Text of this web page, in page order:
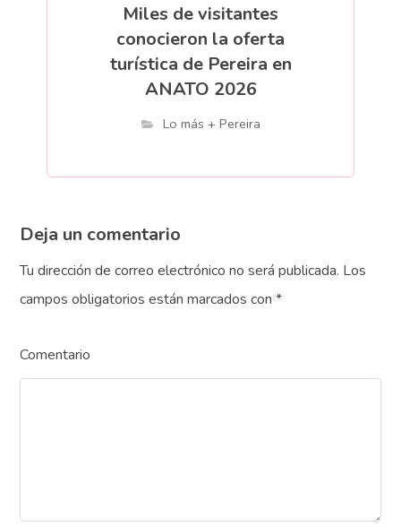
Miles de visitantes
conocieron la oferta
turística de Pereira en
ANATO 2026
Lo más + Pereira
Deja un comentario
Tu dirección de correo electrónico no será publicada. Los
campos obligatorios están marcados con*
Comentario